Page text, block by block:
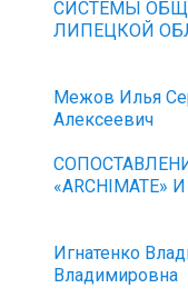
СИСТЕМЫ
ЛИПЕЦКОЙ
Межов Илья
Алексеевич
«ARCHIMATE»
Игнатенко
Владимировна